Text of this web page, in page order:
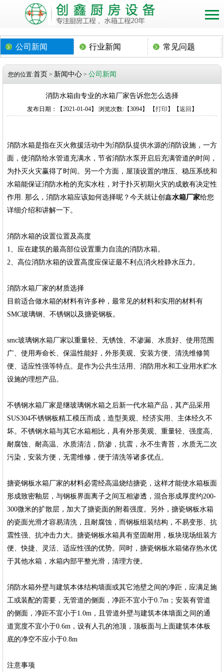
公司新闻 行业新闻 常见问题
您的位置:首页 > 新闻中心 > 公司新闻
消防水箱由专业的水箱厂家告诉您怎么选择
发布日期：【2021-01-04】 浏览次数:【3094】 【打印 】【返回 】
消防水箱是指在灭火救援活动中为消防队提供水源的消防设施，一方
面，使消防给水管道充满水，节省消防水泵开启后充满管道的时间，
为扑灭火灾赢得了时间。另一个方面，屋顶设置的增压、稳压系统和
水箱能保证消防水枪的充实水柱，对于扑灭初期火灾的成败有决定性
作用. 那么，消防水箱应该如何选择呢？今天就让创鑫水箱厂家给您
详细介绍和讲解一下。
消防水箱的设置位置及高度
1、应在建筑的最高部位设置重力自流的消防水箱。
2、高位消防水箱的设置高度应保证最不利点消火栓静水压力。
消防水箱厂家的材质选择
目前适合做水箱的材料有许多种，最常见的材料和实用的材料有
SMC玻璃钢、不锈钢以及搪瓷钢板。
smc玻璃钢水箱厂家以重量轻、无锈蚀、不渗漏、水质好、使用范围
广、使用寿命长、保温性能好，外形美观、安装方便、清洗维修简
便、适应性强等特点。是作为公共生活用、消防用水和工业用水贮水
设施的理想产品。
不锈钢水箱厂家是继玻璃钢水箱之后新一代水箱产品，其产品采用
SUS304不锈钢板精工模压而成，造型美观、经济实用、主体经久不
坏。不锈钢水箱与其它水箱相比，具有外形美观、重量轻、强度高、
耐腐蚀、耐高温、水质清洁，防渗，抗震，永不生青苔，水质无二次
污染，安装方便，无需维修，便于清洗等诸多优点。
搪瓷钢板水箱厂家的材料必需经高温烧结搪瓷，这样才能使水箱板面
形成致密釉层，与钢板界面离子之间互相渗透，混合形成厚度约200-
300微米的扩散层，加大了搪瓷面的附着强度。另外，搪瓷钢板水箱
的瓷面光滑才容易清洗，且耐腐蚀，而钢板组装结构，不易变形、抗
震性强、抗冲击力大。搪瓷钢板水箱具有坚固耐用，板块现场组装方
便、快捷、灵活、适应性强的优势。同时，搪瓷钢板水箱储存热水优
于其他水箱，水箱内部平整光滑，清理方便。
消防水箱外壁与建筑本体结构墙面或其它池壁之间的净距，应满足施
工或装配的需要，无管道的侧面，净距不宜小于0.7m；安装有管道
的侧面，净距不宜小于1.0m，且管道外壁与建筑本体墙面之间的通
道宽度不宜小于0.6m，设有人孔的池顶，顶板面与上面建筑本体板
底的净空不应小于0.8m
注意事项